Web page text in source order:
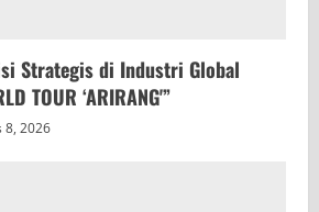
Strategis di Industri Global
TOUR ‘ARIRANG'”
8, 2026